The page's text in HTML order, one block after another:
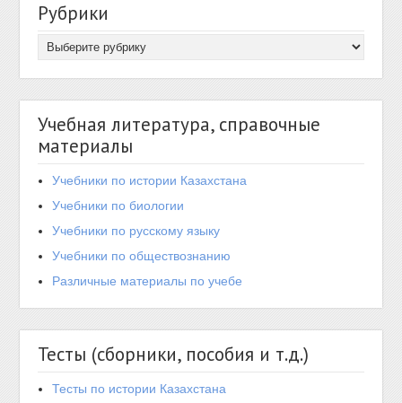
Рубрики
Учебная литература, справочные
материалы
Учебники по истории Казахстана
Учебники по биологии
Учебники по русскому языку
Учебники по обществознанию
Различные материалы по учебе
Тесты (сборники, пособия и т.д.)
Тесты по истории Казахстана